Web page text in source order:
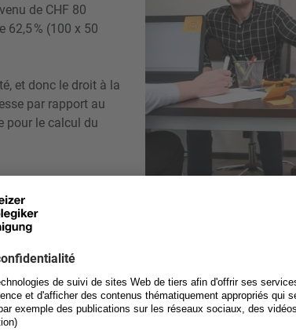
de CHF 80
62,5 % (100 x 50
et donc le droit à la
par rapport au
pour le calcul du
se calcule sur la base du dernier salaire
à l’évolution réelle des revenus. En effet, selon la